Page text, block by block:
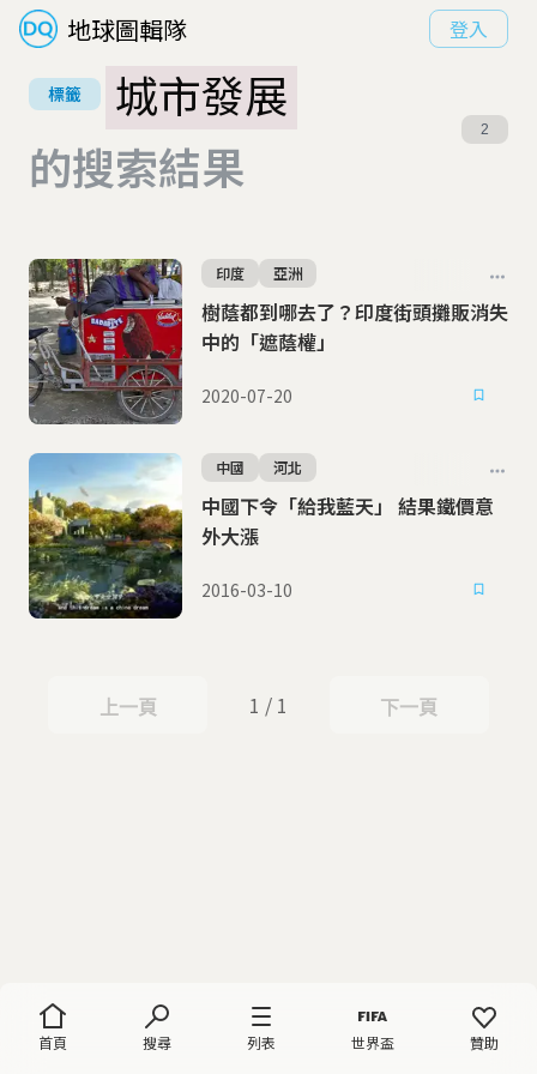
地球圖輯隊 登入
首頁 搜尋 列表 世界盃 贊助
標籤
城市發展
的搜索結果
2
樹蔭都到哪去了？印度街頭攤販消失
中的「遮蔭權」
印度 亞洲
2020-07-20
中國下令「給我藍天」 結果鐵價意
外大漲
中國 河北
2016-03-10
上一頁
上一頁 1 / 1 下一頁
下一頁